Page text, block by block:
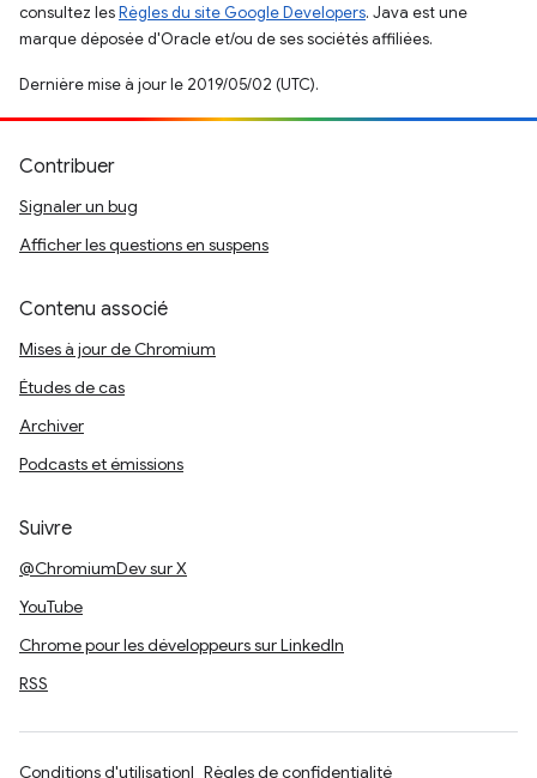
consultez lesRègles du site Google Developers. Java est une
marque déposée d'Oracle et/ou de ses sociétés affiliées.
Dernière mise à jour le 2019/05/02 (UTC).
Contribuer
Signaler un bug
Afficher les questions en suspens
Contenu associé
Mises à jour de Chromium
Études de cas
Archiver
Podcasts et émissions
Suivre
@ChromiumDev sur X
YouTube
Chrome pour les développeurs sur LinkedIn
RSS
Conditions d'utilisation Règles de confidentialité